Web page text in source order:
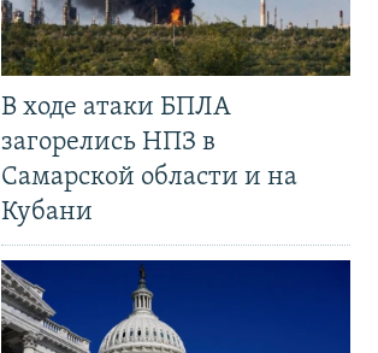
В ходе атаки БПЛА
загорелись НПЗ в
Самарской области и на
Кубани